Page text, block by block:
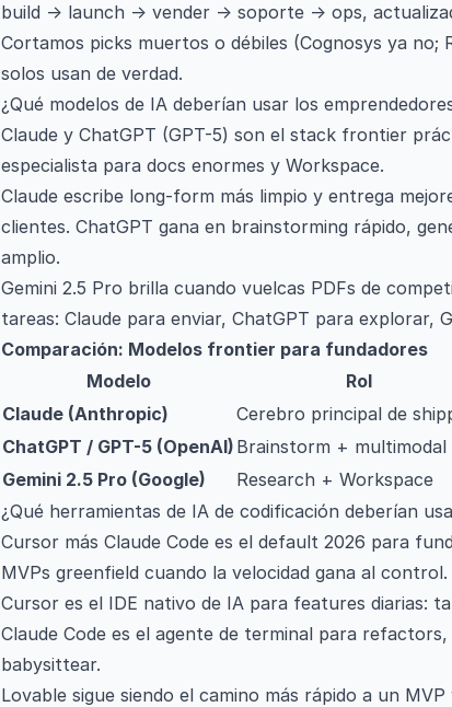
build → launch → vender → soporte → ops,
Cortamos picks muertos o débiles (Cognosys ya
solos usan de verdad.
¿Qué modelos de IA deberían usar los
Claude y ChatGPT (GPT-5) son el stack frontier
especialista para docs enormes y Workspace.
Claude escribe long-form más limpio y entrega
clientes. ChatGPT gana en brainstorming rápido,
amplio.
Gemini 2.5 Pro brilla cuando vuelcas PDFs de
tareas: Claude para enviar, ChatGPT para explorar,
Comparación: Modelos frontier para fundadores
Modelo
Rol
Claude (Anthropic)
Cerebro principal de
ChatGPT / GPT-5 (OpenAI) Brainstorm + multimodal
Gemini 2.5 Pro (Google)
Research + Workspace
¿Qué herramientas de IA de codificación deberían
Cursor más Claude Code es el default 2026 para
MVPs greenfield cuando la velocidad gana al control.
Cursor es el IDE nativo de IA para features diarias:
Claude Code es el agente de terminal para
babysittear.
Lovable sigue siendo el camino más rápido a un